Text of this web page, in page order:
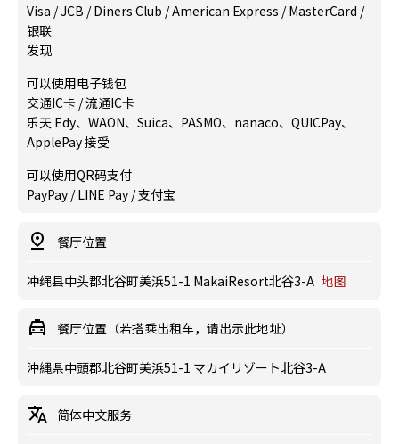
Visa / JCB / Diners Club / American Express / MasterCard /
银联
发现
可以使用电子钱包
交通IC卡 / 流通IC卡
乐天 Edy、WAON、Suica、PASMO、nanaco、QUICPay、
ApplePay 接受
可以使用QR码支付
PayPay / LINE Pay / 支付宝
餐厅位置
冲绳县中头郡北谷町美浜51-1 MakaiResort北谷3-A 地图
餐厅位置（若搭乘出租车，请出示此地址）
沖縄県中頭郡北谷町美浜51-1 マカイリゾート北谷3-A
简体中文服务